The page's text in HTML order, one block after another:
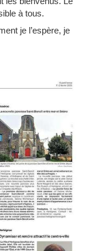
à tous.
je l’espère, je